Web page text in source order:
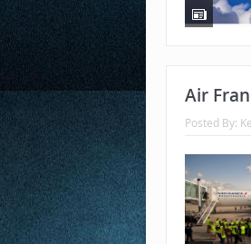
Air
Posted By: